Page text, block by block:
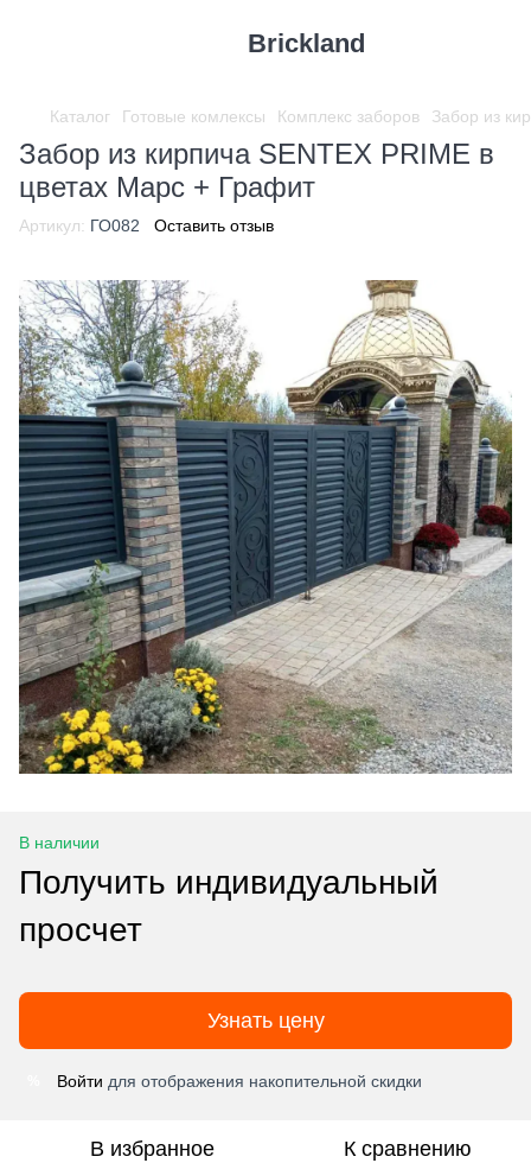
Brickland
Каталог Готовые комлексы Комплекс заборов Забор из
Забор из кирпича SENTEX PRIME в
цветах Марс + Графит
Артикул: ГО082 Оставить отзыв
В наличии
Получить индивидуальный
просчет
Узнать цену
Войти для отображения накопительной скидки
В избранное К сравнению